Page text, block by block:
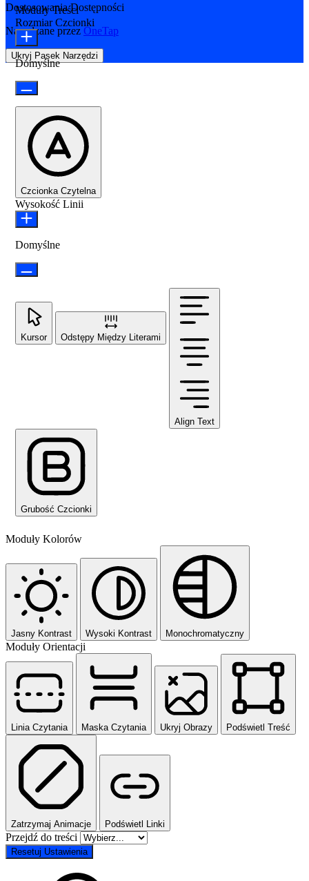
Dostosowania Dostępności
Napędzane przez OneTap
Ukryj Pasek Narzędzi
Moduły Treści
Rozmiar Czcionki
Domyślne
Czcionka Czytelna
Wysokość Linii
Domyślne
Kursor Odstępy Między Literami
Align Text
Grubość Czcionki
Moduły Kolorów
Jasny Kontrast Wysoki Kontrast Monochromatyczny
Moduły Orientacji
Linia Czytania Maska Czytania Ukryj Obrazy Podświetl Treść
Zatrzymaj Animacje Podświetl Linki
Przejdź do treści
Resetuj Ustawienia